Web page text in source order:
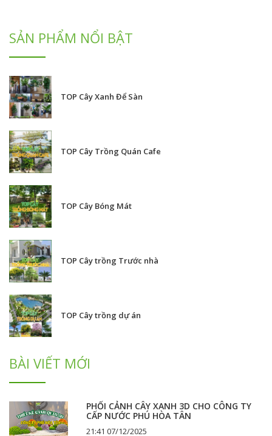
SẢN PHẨM NỔI BẬT
TOP Cây Xanh Để Sàn
TOP Cây Trồng Quán Cafe
TOP Cây Bóng Mát
TOP Cây trồng Trước nhà
TOP Cây trồng dự án
BÀI VIẾT MỚI
PHỐI CẢNH CÂY XANH 3D CHO CÔNG TY
CẤP NƯỚC PHÚ HÒA TÂN
21:41 07/12/2025